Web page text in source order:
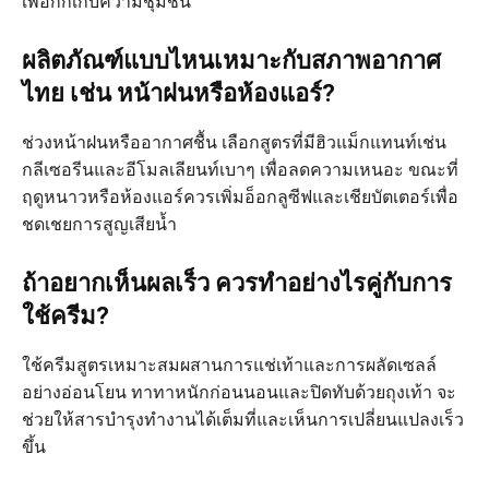
ผลิตภัณฑ์แบบไหนเหมาะกับสภาพอากาศ
ไทย เช่น หน้าฝนหรือห้องแอร์?
ช่วงหน้าฝนหรืออากาศชื้น เลือกสูตรที่มีฮิวแม็กแทนท์เช่น
กลีเซอรีนและอีโมลเลียนท์เบาๆ เพื่อลดความเหนอะ ขณะที่
ฤดูหนาวหรือห้องแอร์ควรเพิ่มอ็อกลูซีฟและเชียบัตเตอร์เพื่อ
ชดเชยการสูญเสียน้ำ
ถ้าอยากเห็นผลเร็ว ควรทำอย่างไรคู่กับการ
ใช้ครีม?
ใช้ครีมสูตรเหมาะสมผสานการแช่เท้าและการผลัดเซลล์
อย่างอ่อนโยน ทาทาหนักก่อนนอนและปิดทับด้วยถุงเท้า จะ
ช่วยให้สารบำรุงทำงานได้เต็มที่และเห็นการเปลี่ยนแปลงเร็ว
ขึ้น